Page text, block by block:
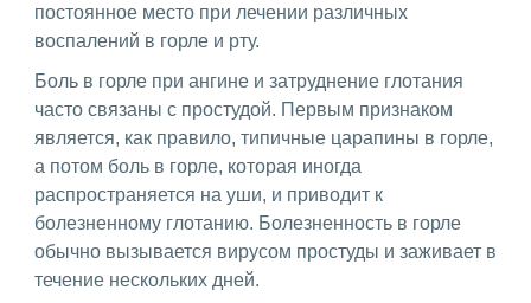
постоянное место при лечении различных
воспалений в горле и рту.
Боль в горле при ангине и затруднение глотания
часто связаны с простудой. Первым признаком
является, как правило, типичные царапины в горле,
а потом боль в горле, которая иногда
распространяется на уши, и приводит к
болезненному глотанию. Болезненность в горле
обычно вызывается вирусом простуды и заживает в
течение нескольких дней.